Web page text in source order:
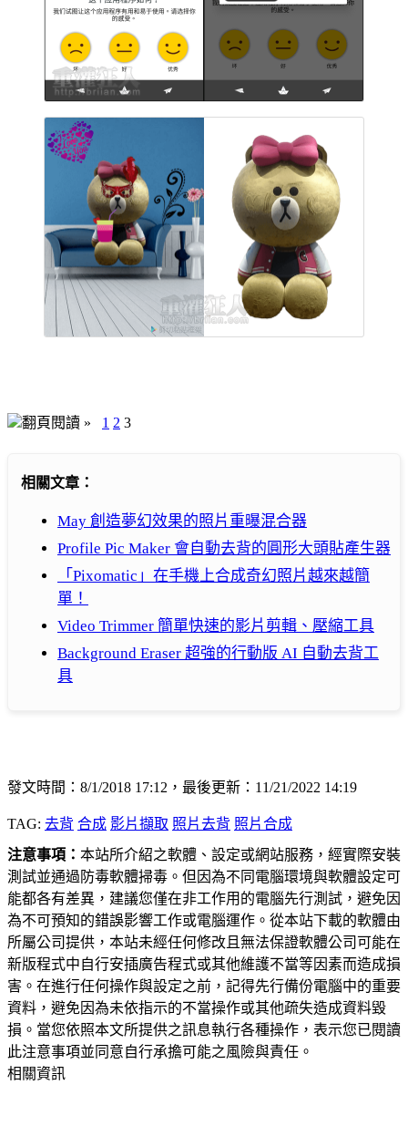
翻頁閱讀 » 1 2 3
相關文章：
May 創造夢幻效果的照片重曝混合器
Profile Pic Maker 會自動去背的圓形大頭貼產生器
「Pixomatic」在手機上合成奇幻照片越來越簡
單！
Video Trimmer 簡單快速的影片剪輯、壓縮工具
Background Eraser 超強的行動版 AI 自動去背工
具
發文時間：8/1/2018 17:12，最後更新：11/21/2022 14:19
TAG: 去背 合成 影片擷取 照片去背 照片合成
注意事項： 本站所介紹之軟體、設定或網站服務，經實際安裝
測試並通過防毒軟體掃毒。但因為不同電腦環境與軟體設定可
能都各有差異，建議您僅在非工作用的電腦先行測試，避免因
為不可預知的錯誤影響工作或電腦運作。從本站下載的軟體由
所屬公司提供，本站未經任何修改且無法保證軟體公司可能在
新版程式中自行安插廣告程式或其他維護不當等因素而造成損
害。在進行任何操作與設定之前，記得先行備份電腦中的重要
資料，避免因為未依指示的不當操作或其他疏失造成資料毀
損。當您依照本文所提供之訊息執行各種操作，表示您已閱讀
此注意事項並同意自行承擔可能之風險與責任。
相關資訊